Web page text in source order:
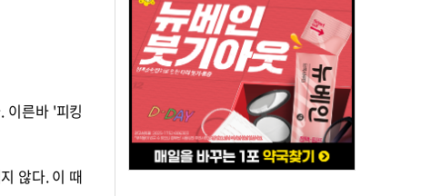
이른바 '피킹
않다. 이 때